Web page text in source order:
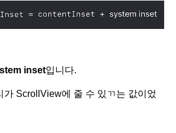
inset입니다.
가 ScrollView에 줄 수 있ㄲ는 값이었